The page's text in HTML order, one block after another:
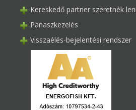
Kereskedő partner szeretnék
Panaszkezelés
Visszaélés-bejelentési rendszer